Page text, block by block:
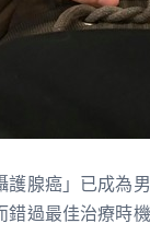
護腺癌」已成為
錯過最佳治療時